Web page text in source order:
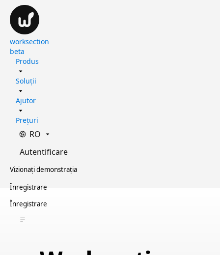
worksection
beta
Produs
Soluții
Ajutor
Prețuri
RO
Autentificare
Vizionați demonstrația
Înregistrare
Înregistrare